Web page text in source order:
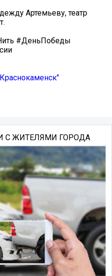
Артемьеву, театр
#ДеньПобеды
С ЖИТЕЛЯМИ ГОРОДА